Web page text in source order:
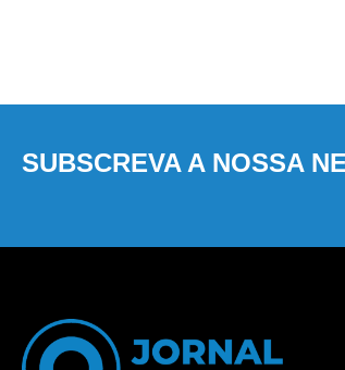
SUBSCREVA A NOSSA